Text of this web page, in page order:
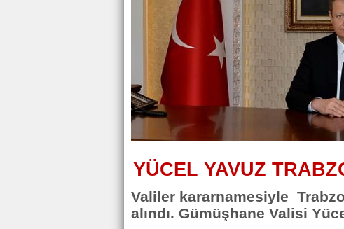
YÜCEL YAVUZ
Valiler kararnamesiyle
alındı. Gümüşhane Valisi